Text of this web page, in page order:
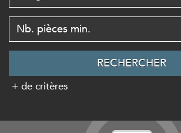
RECHERCHER
+ de critères